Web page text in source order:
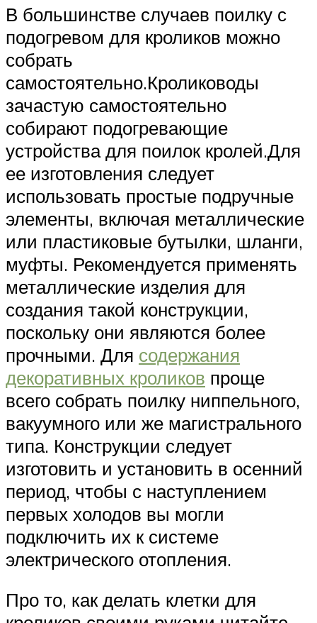
В большинстве случаев поилку с
подогревом для кроликов можно
собрать
самостоятельно.Кролиководы
зачастую самостоятельно
собирают подогревающие
устройства для поилок кролей.Для
ее изготовления следует
использовать простые подручные
элементы, включая металлические
или пластиковые бутылки, шланги,
муфты. Рекомендуется применять
металлические изделия для
создания такой конструкции,
поскольку они являются более
прочными. Для содержания
декоративных кроликов проще
всего собрать поилку ниппельного,
вакуумного или же магистрального
типа. Конструкции следует
изготовить и установить в осенний
период, чтобы с наступлением
первых холодов вы могли
подключить их к системе
электрического отопления.
Про то, как делать клетки для